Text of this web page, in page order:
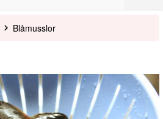
Blåmusslor